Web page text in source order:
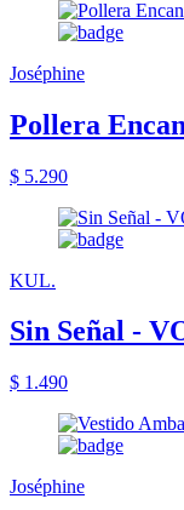
Joséphine
Pollera
$ 5.290
KUL.
Sin Señal -
$ 1.490
Joséphine